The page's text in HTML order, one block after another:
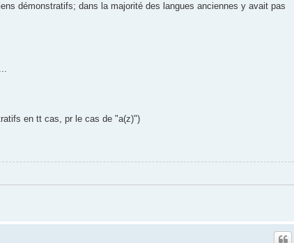
démonstratifs; dans la majorité des langues anciennes y avait pas
en tt cas, pr le cas de "a(z)")